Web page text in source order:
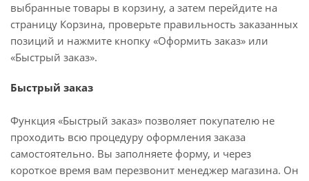
выбранные товары в корзину, а затем перейдите на
страницу Корзина, проверьте правильность заказанных
позиций и нажмите кнопку «Оформить заказ» или
«Быстрый заказ».
Быстрый заказ
Функция «Быстрый заказ» позволяет покупателю не
проходить всю процедуру оформления заказа
самостоятельно. Вы заполняете форму, и через
короткое время вам перезвонит менеджер магазина. Он